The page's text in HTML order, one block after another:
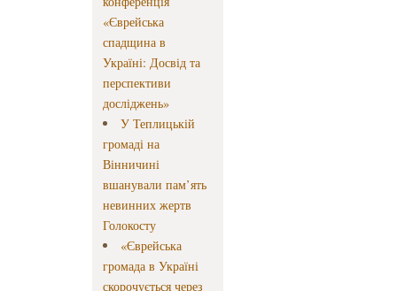
«Єврейська
спадщина в
Україні: Досвід та
перспективи
досліджень»
У Теплицькій
громаді на
Вінничині
вшанували пам’ять
невинних жертв
Голокосту
«Єврейська
громада в Україні
скорочується через